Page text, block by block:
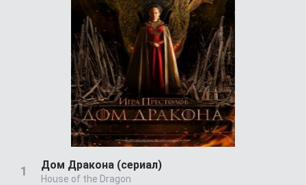
Дом Дракона (сериал)
House of the Dragon